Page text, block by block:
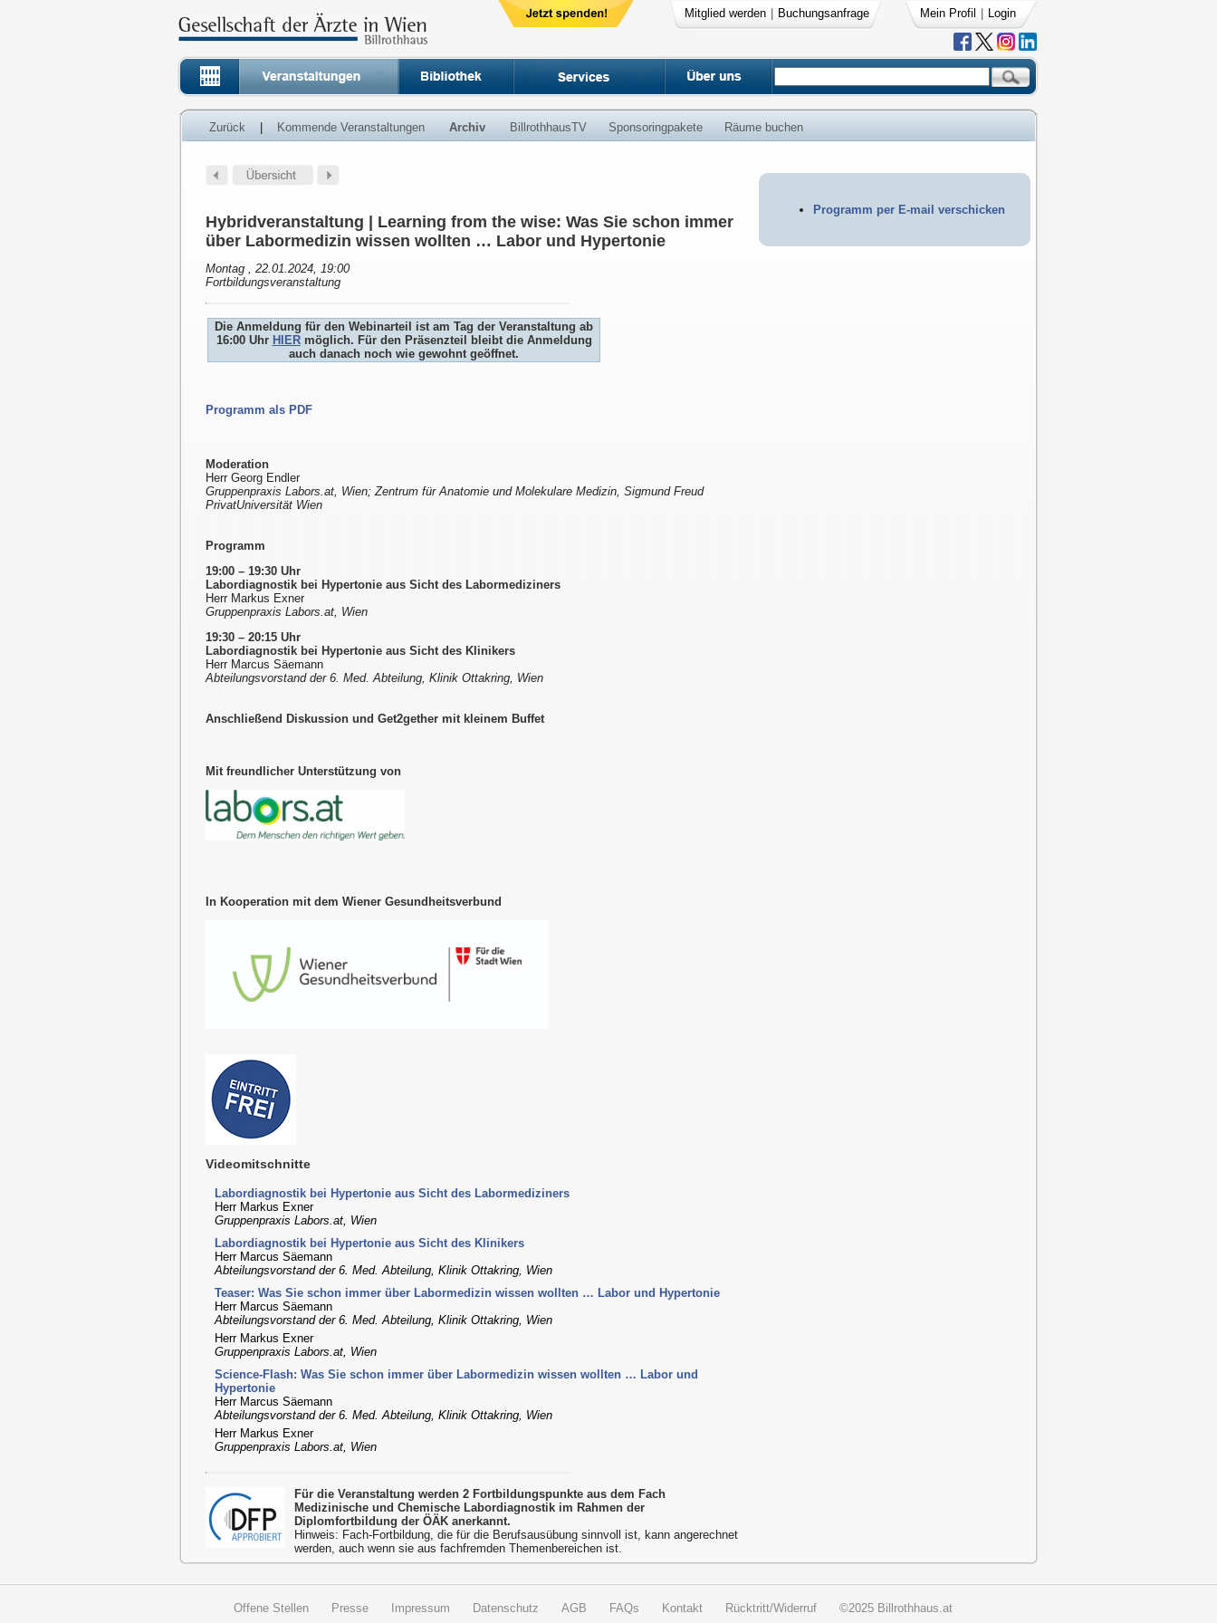
Mitglied werden Buchungsanfrage Mein Profil Login
Zurück Kommende Veranstaltungen Archiv BillrothhausTV Sponsoringpakete Räume buchen
Programm per E-mail verschicken
Hybridveranstaltung | Learning from the wise: Was Sie schon immer
über Labormedizin wissen wollten … Labor und Hypertonie
Montag , 22.01.2024, 19:00
Fortbildungsveranstaltung
Die Anmeldung für den Webinarteil ist am Tag der Veranstaltung ab
16:00 Uhr HIERmöglich. Für den Präsenzteil bleibt die Anmeldung
auch danach noch wie gewohnt geöffnet.
Programm als PDF
Moderation
Herr Georg Endler
Gruppenpraxis Labors.at, Wien; Zentrum für Anatomie und Molekulare Medizin, Sigmund Freud
PrivatUniversität Wien
Programm
19:00 – 19:30 Uhr
Labordiagnostik bei Hypertonie aus Sicht des Labormediziners
Herr Markus Exner
Gruppenpraxis Labors.at, Wien
19:30 – 20:15 Uhr
Labordiagnostik bei Hypertonie aus Sicht des Klinikers
Herr Marcus Säemann
Abteilungsvorstand der 6. Med. Abteilung, Klinik Ottakring, Wien
Anschließend Diskussion und Get2gether mit kleinem Buffet
Mit freundlicher Unterstützung von
In Kooperation mit dem Wiener Gesundheitsverbund
Videomitschnitte
Labordiagnostik bei Hypertonie aus Sicht des Labormediziners
Herr Markus Exner
Gruppenpraxis Labors.at, Wien
Labordiagnostik bei Hypertonie aus Sicht des Klinikers
Herr Marcus Säemann
Abteilungsvorstand der 6. Med. Abteilung, Klinik Ottakring, Wien
Teaser: Was Sie schon immer über Labormedizin wissen wollten … Labor und Hypertonie
Herr Marcus Säemann
Abteilungsvorstand der 6. Med. Abteilung, Klinik Ottakring, Wien
Herr Markus Exner
Gruppenpraxis Labors.at, Wien
Science-Flash: Was Sie schon immer über Labormedizin wissen wollten … Labor und
Hypertonie
Herr Marcus Säemann
Abteilungsvorstand der 6. Med. Abteilung, Klinik Ottakring, Wien
Herr Markus Exner
Gruppenpraxis Labors.at, Wien
Für die Veranstaltung werden 2 Fortbildungspunkte aus dem Fach
Medizinische und Chemische Labordiagnostik im Rahmen der
Diplomfortbildung der ÖÄK anerkannt.
Hinweis: Fach-Fortbildung, die für die Berufsausübung sinnvoll ist, kann angerechnet
werden, auch wenn sie aus fachfremden Themenbereichen ist.
Offene Stellen Presse Impressum Datenschutz AGB FAQs Kontakt Rücktritt/Widerruf ©2025 Billrothhaus.at